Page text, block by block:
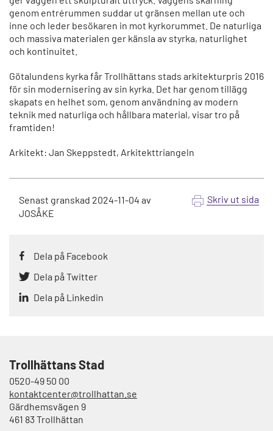
genom entrérummen suddar ut gränsen mellan ute och
inne och leder besökaren in mot kyrkorummet. De naturliga
och massiva materialen ger känsla av styrka, naturlighet
och kontinuitet.
Götalundens kyrka får Trollhättans stads arkitekturpris 2016
för sin modernisering av sin kyrka. Det har genom tillägg
skapats en helhet som, genom användning av modern
teknik med naturliga och hållbara material, visar tro på
framtiden!
Arkitekt: Jan Skeppstedt, Arkitekttriangeln
Senast granskad 2024-11-04 av
JOSÅKE
Skriv ut sida
Dela på Facebook
Dela på Twitter
Dela på Linkedin
Trollhättans Stad
0520-49 50 00
kontaktcenter@trollhattan.se
Gärdhemsvägen 9
461 83 Trollhättan